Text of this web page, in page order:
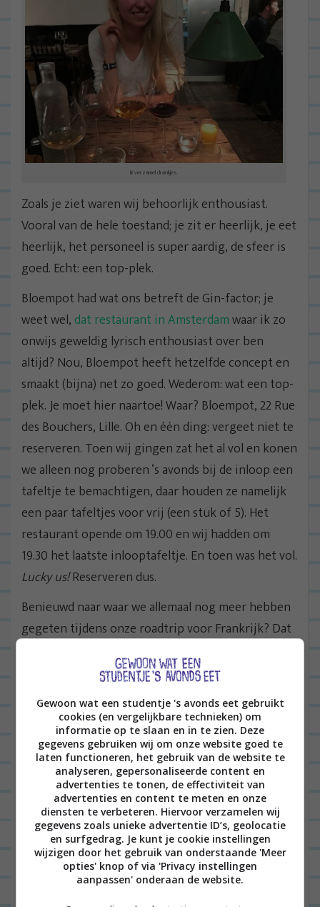
ik verzamel drankjes.
Zoals je ziet waren wij behoorlijk enthousiast.
Vooral van de hele toestand; je zit er heerlijk, je eet
heerlijk, het personeel is super aardig, de sfeer is
goed. Echt: een top-plek.
Bloempot had wat ons betreft de Gin-factor; je
weet wel, dat restaurant in Amsterdamwaar ik zo
onwijs geweldig lyrisch enthousiast over ben
altijd? Nou, Bloempot heeft hetzelfde concept en
smaakt (bijna) net zo goed. Wederom: wat een top-
plek. Je moet hier naartoe! Waar? Bloempot, 22 Rue
des Bouchers, Lille. Oh en één ding: vergeet niet te
reserveren. Toen wij gingen zat het al vol en konen
we alleen nog proberen ‘s avonds bij de inloop een
tafeltje te bemachtigen, daar houden ze namelijk
een paar tafeltjes voor vrij (een stuk of 5). Het
restaurant opende om 19.00 en wij hadden om
19.30 het laatste inlooptafeltje. En toen was het vol.
Lucky us!Reserveren dus.
Benieuwd naar waar we allemaal nog meer hebben
gegeten tijdens onze roadtrip voor Frankrijk? Dat
MIJN TWEEDE BOEK IS UIT!
Yes! Hij ligt eindelijk in de winkels! Mijn tweede
boek, vól makkelijke recepten voor alleenkokers.
Bestel ‘m viaBol.comof ga langs een random
boekhandel, de meesten verkopen ‘m wel. Woehoe!
MEER VAN DIT?
Ook mijn eerste kookboek kun je gewoon nog
bestellen. Checkhierrrrrzo.
Gewoon wat een studentje 's avonds eet gebruikt
cookies (en vergelijkbare technieken) om
informatie op te slaan en in te zien. Deze
gegevens gebruiken wij om onze website goed te
laten functioneren, het gebruik van de website te
analyseren, gepersonaliseerde content en
advertenties te tonen, de effectiviteit van
advertenties en content te meten en onze
diensten te verbeteren. Hiervoor verzamelen wij
gegevens zoals unieke advertentie ID’s, geolocatie
en surfgedrag. Je kunt je cookie instellingen
wijzigen door het gebruik van onderstaande 'Meer
opties' knop of via 'Privacy instellingen
aanpassen' onderaan de website.